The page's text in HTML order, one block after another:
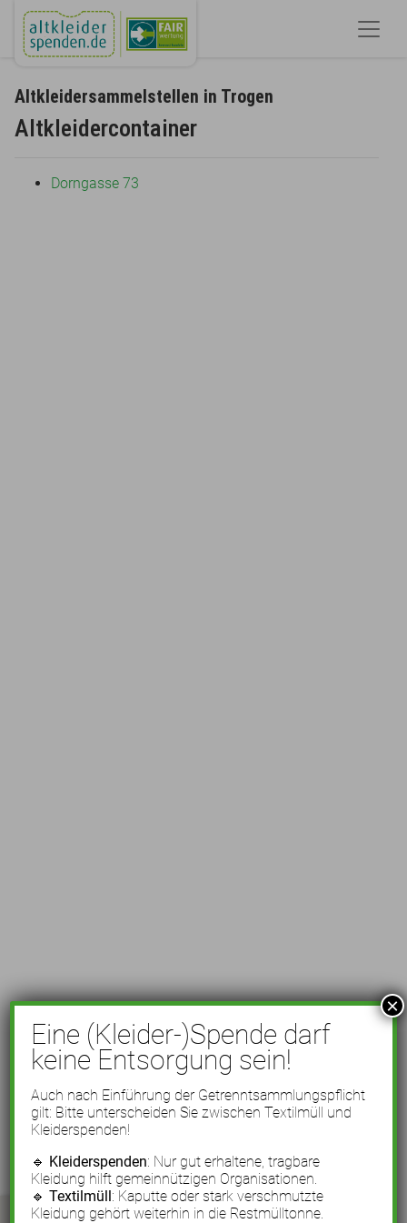
Altkleidersammelstellen in Trogen
Altkleidercontainer
Dorngasse 73
Eine (Kleider-)Spende darf
keine Entsorgung sein!
Auch nach Einführung der Getrenntsammlungspflicht
gilt: Bitte unterscheiden Sie zwischen Textilmüll und
Kleiderspenden!
🔹 Kleiderspenden: Nur gut erhaltene, tragbare
Kleidung hilft gemeinnützigen Organisationen.
🔹Textilmüll: Kaputte oder stark verschmutzte
Kleidung gehört weiterhin in die Restmülltonne.
×